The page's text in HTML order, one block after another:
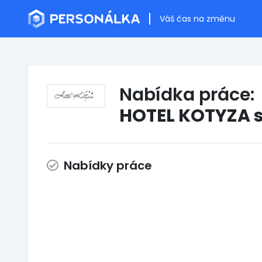
Váš čas na změnu
Nabídka práce:
HOTEL KOTYZA
Nabídky práce